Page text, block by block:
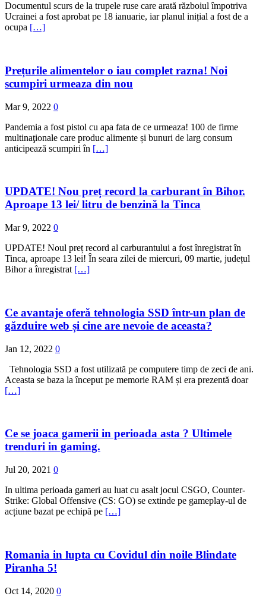
Documentul scurs de la trupele ruse care arată războiul împotriva
Ucrainei a fost aprobat pe 18 ianuarie, iar planul inițial a fost de a
ocupa […]
Prețurile alimentelor o iau complet razna! Noi
scumpiri urmeaza din nou
Mar 9, 2022 0
Pandemia a fost pistol cu apa fata de ce urmeaza! 100 de firme
multinaţionale care produc alimente și bunuri de larg consum
anticipează scumpiri în […]
UPDATE! Nou preț record la carburant în Bihor.
Aproape 13 lei/ litru de benzină la Tinca
Mar 9, 2022 0
UPDATE! Noul preț record al carburantului a fost înregistrat în
Tinca, aproape 13 lei! În seara zilei de miercuri, 09 martie, județul
Bihor a înregistrat […]
Ce avantaje oferă tehnologia SSD într-un plan de
găzduire web și cine are nevoie de aceasta?
Jan 12, 2022 0
Tehnologia SSD a fost utilizată pe computere timp de zeci de ani.
Aceasta se baza la început pe memorie RAM și era prezentă doar
[…]
Ce se joaca gamerii in perioada asta ? Ultimele
trenduri in gaming.
Jul 20, 2021 0
In ultima perioada gameri au luat cu asalt jocul CSGO, Counter-
Strike: Global Offensive (CS: GO) se extinde pe gameplay-ul de
acțiune bazat pe echipă pe […]
Romania in lupta cu Covidul din noile Blindate
Piranha 5!
Oct 14, 2020 0